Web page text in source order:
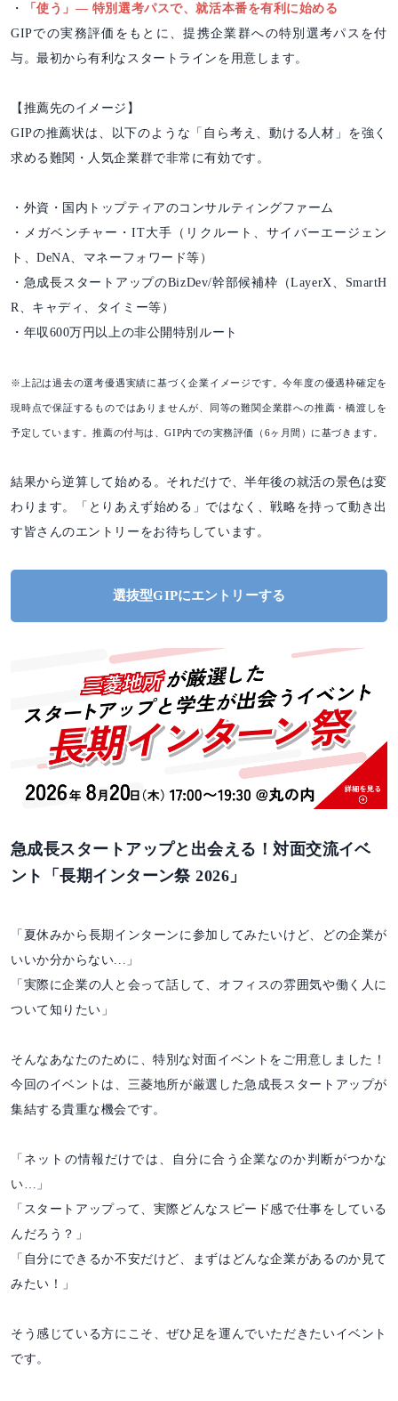
・
「使う」― 特別選考パスで、就活本番を有利に始める
GIPでの実務評価をもとに、提携企業群への特別選考パスを付
与。最初から有利なスタートラインを用意します。
【推薦先のイメージ】
GIPの推薦状は、以下のような「自ら考え、動ける人材」を強く
求める難関・人気企業群で非常に有効です。
・外資・国内トップティアのコンサルティングファーム
・メガベンチャー・IT大手（リクルート、サイバーエージェン
ト、DeNA、マネーフォワード等）
・急成長スタートアップのBizDev/幹部候補枠（LayerX、SmartH
R、キャディ、タイミー等）
・年収600万円以上の非公開特別ルート
※上記は過去の選考優遇実績に基づく企業イメージです。今年度の優遇枠確定を
現時点で保証するものではありませんが、同等の難関企業群への推薦・橋渡しを
予定しています。推薦の付与は、GIP内での実務評価（6ヶ月間）に基づきます。
結果から逆算して始める。それだけで、半年後の就活の景色は変
わります。「とりあえず始める」ではなく、戦略を持って動き出
す皆さんのエントリーをお待ちしています。
選抜型GIPにエントリーする
急成長スタートアップと出会える！対面交流イベ
ント「長期インターン祭 2026」
「夏休みから長期インターンに参加してみたいけど、どの企業が
いいか分からない...」
「実際に企業の人と会って話して、オフィスの雰囲気や働く人に
ついて知りたい」
そんなあなたのために、特別な対面イベントをご用意しました！
今回のイベントは、三菱地所が厳選した急成長スタートアップが
集結する貴重な機会です。
「ネットの情報だけでは、自分に合う企業なのか判断がつかな
い…」
「スタートアップって、実際どんなスピード感で仕事をしている
んだろう？」
「自分にできるか不安だけど、まずはどんな企業があるのか見て
みたい！」
そう感じている方にこそ、ぜひ足を運んでいただきたいイベント
です。